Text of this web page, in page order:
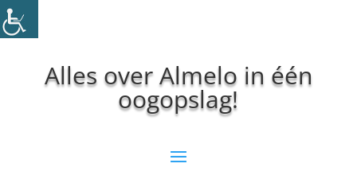
Alles over Almelo in één
oogopslag!